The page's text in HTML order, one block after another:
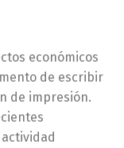
económicos
de escribir
de impresión.